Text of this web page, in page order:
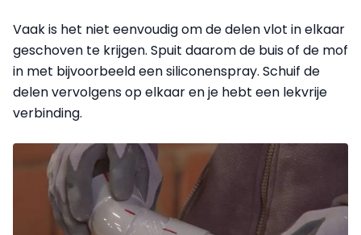
Vaak is het niet eenvoudig om de delen vlot in elkaar
geschoven te krijgen. Spuit daarom de buis of de mof
in met bijvoorbeeld een siliconenspray. Schuif de
delen vervolgens op elkaar en je hebt een lekvrije
verbinding.